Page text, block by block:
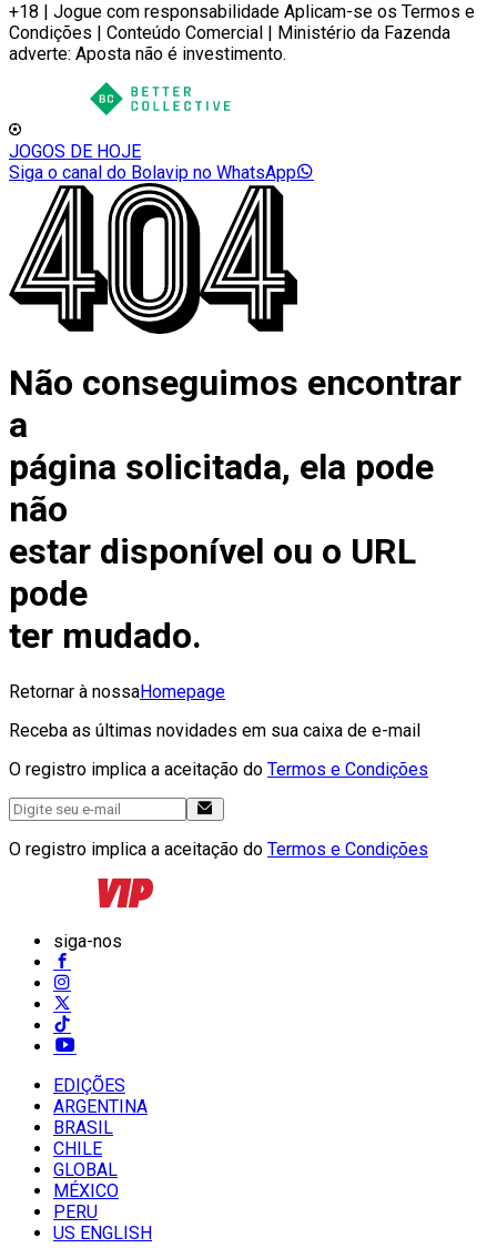
+18 | Jogue com responsabilidade Aplicam-se os Termos e
Condições | Conteúdo Comercial | Ministério da Fazenda
adverte: Aposta não é investimento.
JOGOS DE HOJE
Siga o canal do Bolavip no WhatsApp
Não conseguimos encontrar
a
página solicitada, ela pode
não
estar disponível ou o URL
pode
ter mudado.
Retornar à nossaHomepage
Receba as últimas novidades em sua caixa de e-mail
O registro implica a aceitação do Termos e Condições
O registro implica a aceitação do Termos e Condições
siga-nos
EDIÇÕES
ARGENTINA
BRASIL
CHILE
GLOBAL
MÉXICO
PERU
US ENGLISH